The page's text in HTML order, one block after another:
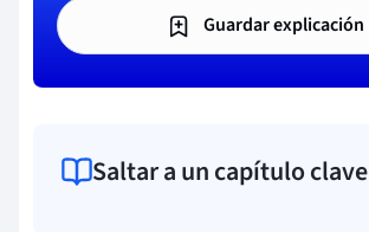
Guardar explicación
Saltar a un capítulo clave